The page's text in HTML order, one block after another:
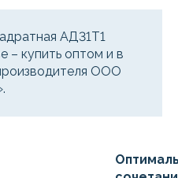
АД31Т1
– купить оптом и в
ООО